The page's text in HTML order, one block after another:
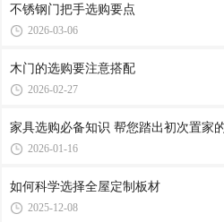
不锈钢门把手选购要点
2026-03-06
木门的选购要注意搭配
2026-02-27
家具选购必备知识 帮您踏出初次置家
2026-01-16
如何科学选择全屋定制板材
2025-12-08